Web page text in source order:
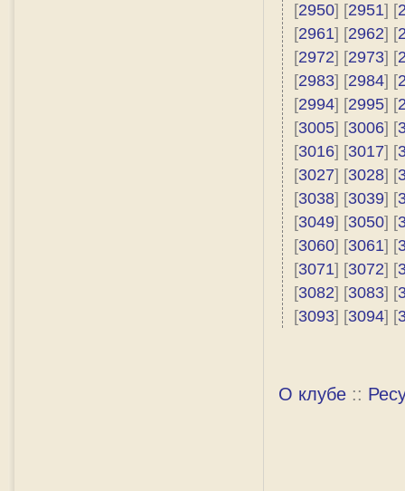
[2950] [2951] [
[2961] [2962] [
[2972] [2973] [
[2983] [2984] [
[2994] [2995] [
[3005] [3006] [
[3016] [3017] [
[3027] [3028] [
[3038] [3039] [
[3049] [3050] [
[3060] [3061] [
[3071] [3072] [
[3082] [3083] [
[3093] [3094] [
О клубе ::